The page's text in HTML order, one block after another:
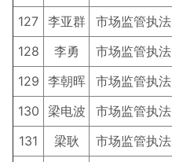
127 李亚群 市场监管执法
128
李勇 市场监管执法
129 李朝晖 市场监管执法
130 梁电波 市场监管执法
131
梁耿 市场监管执法